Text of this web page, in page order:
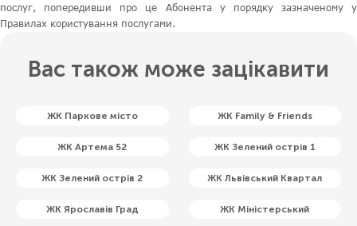
послуг, попередивши про це Абонента у порядку зазначеному у
Правилах користування послугами.
Вас також може зацікавити
ЖК Паркове місто ЖК Family & Friends
ЖК Артема 52 ЖК Зелений острів 1
ЖК Зелений острів 2 ЖК Львівський Квартал
ЖК Ярославів Град ЖК Міністерський